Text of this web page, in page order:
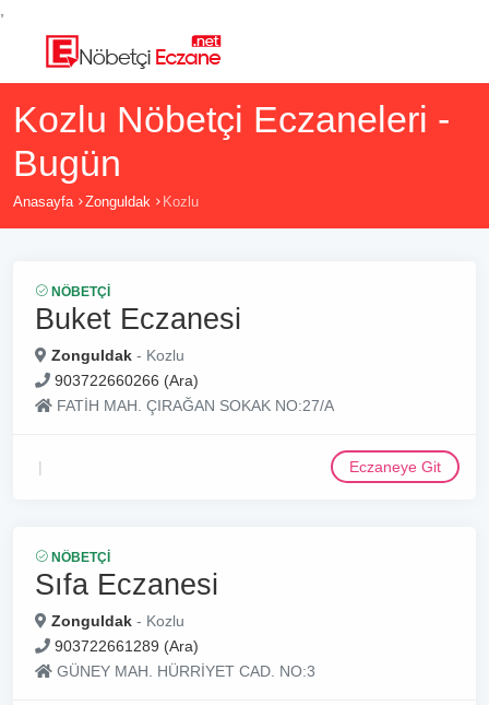
Kozlu Nöbetçi Eczaneleri -
Bugün
Anasayfa Zonguldak Kozlu
NÖBETÇI
Buket Eczanesi
Zonguldak - Kozlu
903722660266 (Ara)
FATİH MAH. ÇIRAĞAN SOKAK NO:27/A
Eczaneye Git
NÖBETÇI
Sıfa Eczanesi
Zonguldak - Kozlu
903722661289 (Ara)
GÜNEY MAH. HÜRRİYET CAD. NO:3